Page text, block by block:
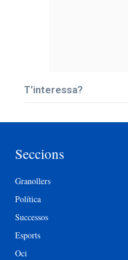
T’interessa?
Seccions
Granollers
Política
Successos
Esports
Oci